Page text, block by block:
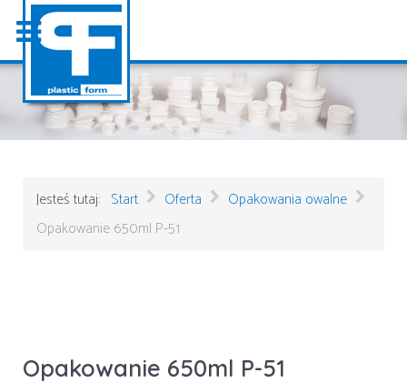
Jesteś tutaj: Start Oferta
Opakowania owalne
Opakowanie 650ml P-51
Opakowanie 650ml P-51